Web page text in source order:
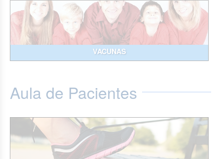
VACUNAS
Aula de Pacientes